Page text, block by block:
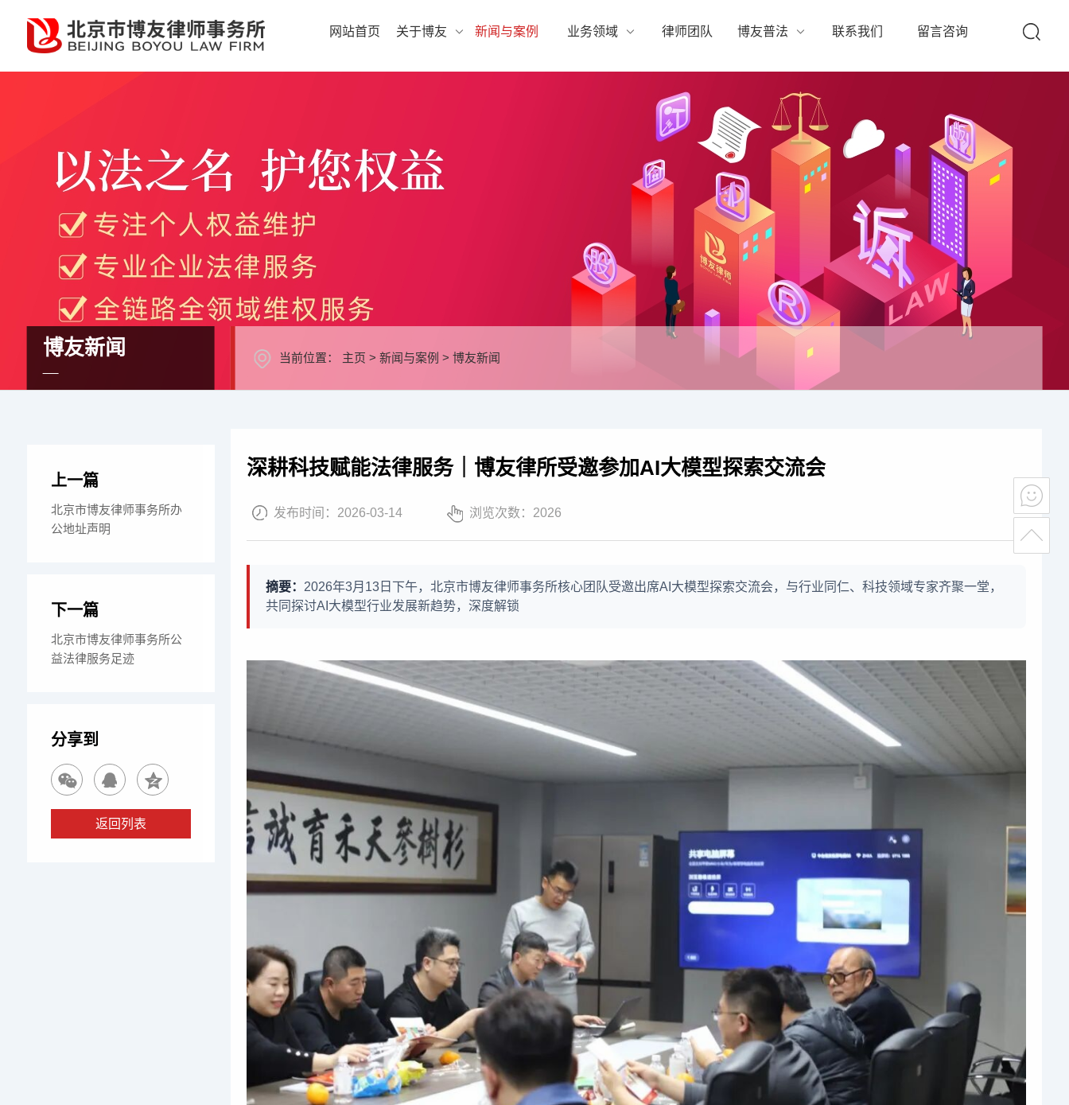
网站首页 关于博友 新闻与案例 业务领域 律师团队 博友普法 联系我们 留言咨询
博友新闻 当前位置： 主页 > 新闻与案例 > 博友新闻
深耕科技赋能法律服务｜博友律所受邀参加AI大模型探索交流会
发布时间： 2026-03-14 浏览次数： 2026
摘要： 2026年3月13日下午，北京市博友律师事务所核心团队受邀出席AI大模型探索交流会，与行业同仁、科技领域专家齐聚一堂，
共同探讨AI大模型行业发展新趋势，深度解锁
上一篇
北京市博友律师事务所办
公地址声明
下一篇
北京市博友律师事务所公
益法律服务足迹
分享到
返回列表